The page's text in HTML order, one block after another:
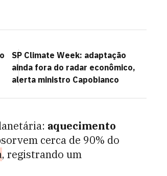
SP Climate Week: adaptação
ainda fora do radar econômico,
alerta ministro Capobianco
aquecimento
cerca de 90% do
, registrando um